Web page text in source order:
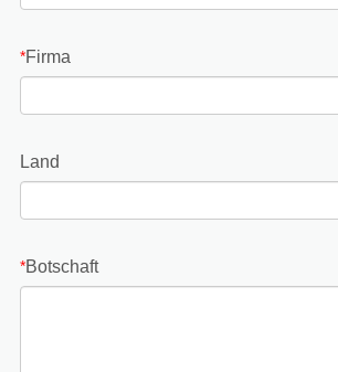
*Firma
Land
*Botschaft